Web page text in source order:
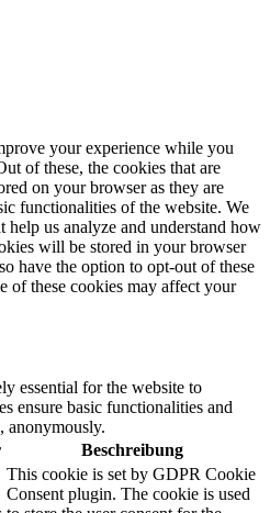
your experience while you
of these, the cookies that are
on your browser as they are
functionalities of the website. We
help us analyze and understand how
will be stored in your browser
have the option to opt-out of these
of these cookies may affect your
essential for the website to
ensure basic functionalities and
anonymously.
Beschreibung
This cookie is set by GDPR Cookie
Consent plugin. The cookie is used